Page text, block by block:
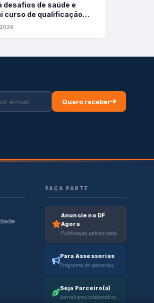
desafios de saúde e
curso de qualificação
Quero receber
FAÇA PARTE
Anuncie no DF
Agora
Publicação patrocinada
Para Assessorias
Programa de parcerias
Seja Parceiro(a)
Jornalismo colaborativo